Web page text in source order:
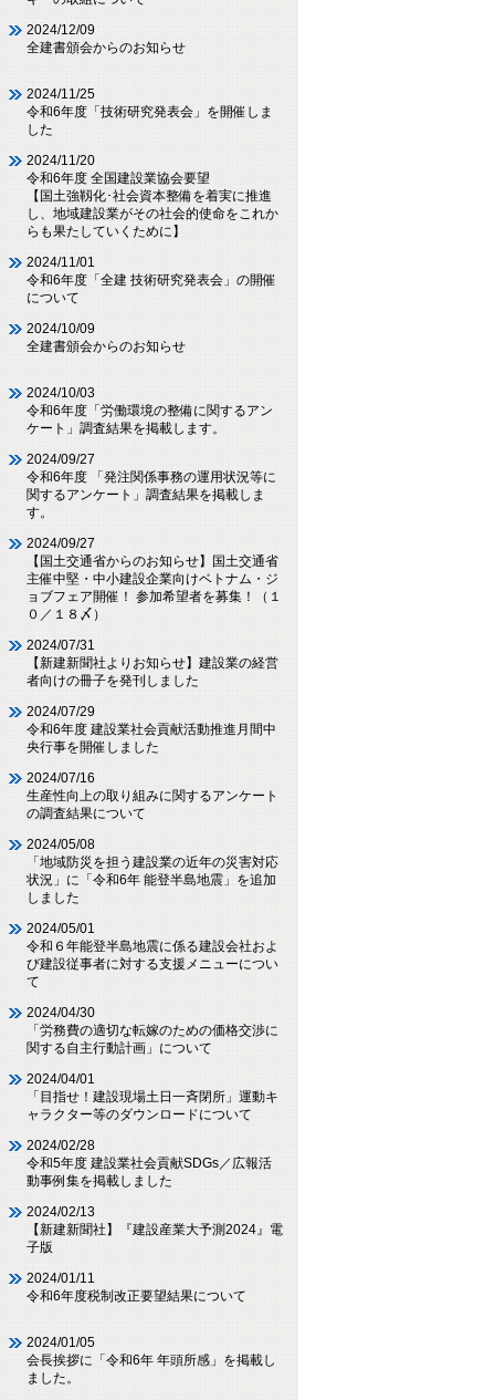
2024/12/09
全建書頒会からのお知らせ
2024/11/25
令和6年度「技術研究発表会」を開催しま
した
2024/11/20
令和6年度 全国建設業協会要望
【国土強靱化･社会資本整備を着実に推進
し、地域建設業がその社会的使命をこれか
らも果たしていくために】
2024/11/01
令和6年度「全建 技術研究発表会」の開催
について
2024/10/09
全建書頒会からのお知らせ
2024/10/03
令和6年度「労働環境の整備に関するアン
ケート」調査結果を掲載します。
2024/09/27
令和6年度 「発注関係事務の運用状況等に
関するアンケート」調査結果を掲載しま
す。
2024/09/27
【国土交通省からのお知らせ】国土交通省
主催中堅・中小建設企業向けベトナム・ジ
ョブフェア開催！ 参加希望者を募集！（１
０／１８〆）
2024/07/31
【新建新聞社よりお知らせ】建設業の経営
者向けの冊子を発刊しました
2024/07/29
令和6年度 建設業社会貢献活動推進月間中
央行事を開催しました
2024/07/16
生産性向上の取り組みに関するアンケート
の調査結果について
2024/05/08
「地域防災を担う建設業の近年の災害対応
状況」に「令和6年 能登半島地震」を追加
しました
2024/05/01
令和６年能登半島地震に係る建設会社およ
び建設従事者に対する支援メニューについ
て
2024/04/30
「労務費の適切な転嫁のための価格交渉に
関する自主行動計画」について
2024/04/01
「目指せ！建設現場土日一斉閉所」運動キ
ャラクター等のダウンロードについて
2024/02/28
令和5年度 建設業社会貢献SDGs／広報活
動事例集を掲載しました
2024/02/13
【新建新聞社】『建設産業大予測2024』電
子版
2024/01/11
令和6年度税制改正要望結果について
2024/01/05
会長挨拶に「令和6年 年頭所感」を掲載し
ました。